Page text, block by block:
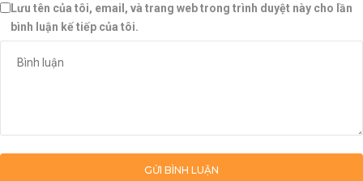
Lưu tên của tôi, email, và trang web trong trình duyệt này cho lần
bình luận kế tiếp của tôi.